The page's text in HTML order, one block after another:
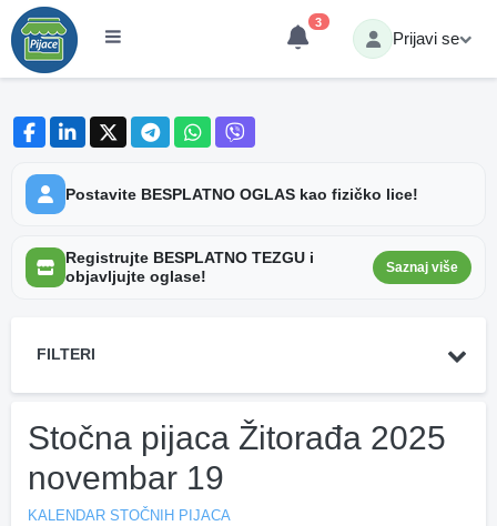
3
Prijavi se
Postavite BESPLATNO OGLAS kao fizičko lice!
Registrujte BESPLATNO TEZGU i
objavljujte oglase!
Saznaj više
FILTERI
Stočna pijaca Žitorađa 2025
novembar 19
KALENDAR STOČNIH PIJACA